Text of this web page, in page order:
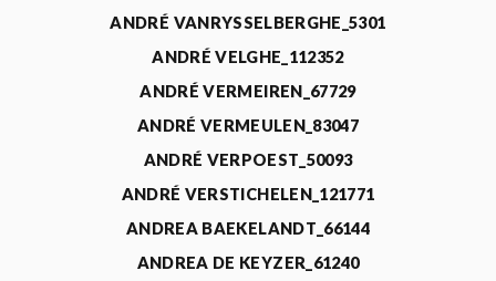
ANDRÉ VANRYSSELBERGHE_5301
ANDRÉ VELGHE_112352
ANDRÉ VERMEIREN_67729
ANDRÉ VERMEULEN_83047
ANDRÉ VERPOEST_50093
ANDRÉ VERSTICHELEN_121771
ANDREA BAEKELANDT_66144
ANDREA DE KEYZER_61240